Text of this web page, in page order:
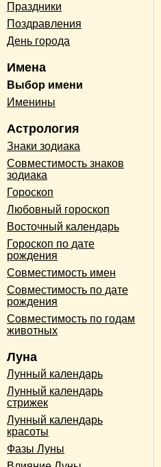
Праздники
Поздравления
День города
Имена
Выбор имени
Именины
Астрология
Знаки зодиака
Совместимость знаков
зодиака
Гороскоп
Любовный гороскоп
Восточный календарь
Гороскоп по дате
рождения
Совместимость имен
Совместимость по дате
рождения
Совместимость по годам
животных
Луна
Лунный календарь
Лунный календарь
стрижек
Лунный календарь
красоты
Фазы Луны